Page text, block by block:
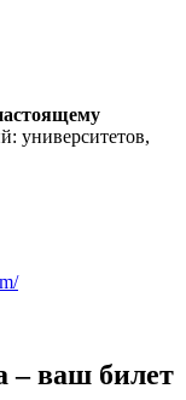
университетов,
– ваш билет